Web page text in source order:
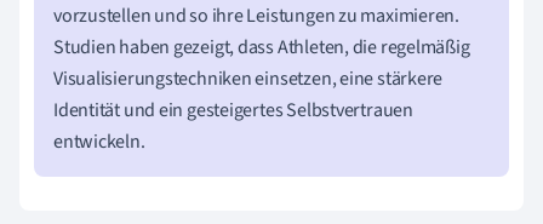
vorzustellen und so ihre Leistungen zu maximieren.
Studien haben gezeigt, dass Athleten, die regelmäßig
Visualisierungstechniken einsetzen, eine stärkere
Identität und ein gesteigertes Selbstvertrauen
entwickeln.